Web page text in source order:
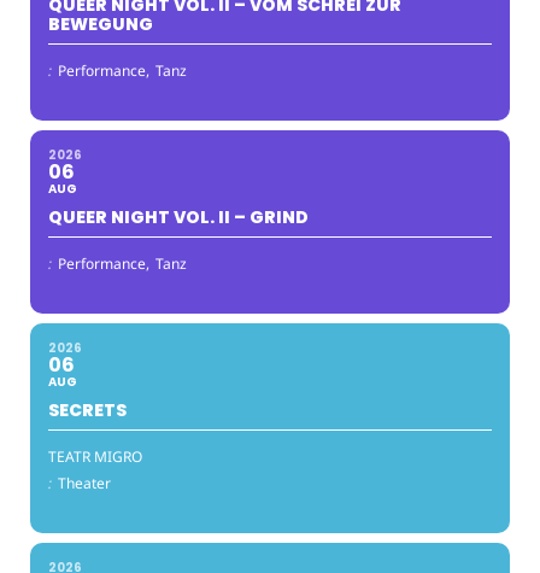
BEWEGUNG
: Performance, Tanz
2026
06
AUG
QUEER NIGHT VOL. II – GRIND
: Performance, Tanz
2026
06
AUG
SECRETS
TEATR MIGRO
: Theater
2026